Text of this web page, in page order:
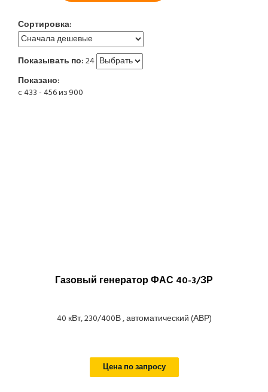
Сортировка:
Показывать по:24
Показано:
c 433 - 456 из 900
Газовый генератор ФАС 40-3/ЗР
40 кВт, 230/400В , автоматический (АВР)
Цена по запросу